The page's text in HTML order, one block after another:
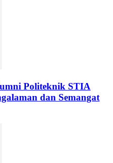
Politeknik STIA
dan Semangat